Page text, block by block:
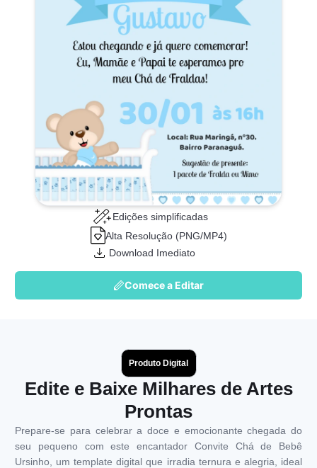
Edições simplificadas
Alta Resolução (PNG/MP4)
Download Imediato
Comece a Editar
Produto Digital
Edite e Baixe Milhares de Artes
Prontas
Prepare-se para celebrar a doce e emocionante chegada do
seu pequeno com este encantador Convite Chá de Bebê
Ursinho, um template digital que irradia ternura e alegria, ideal